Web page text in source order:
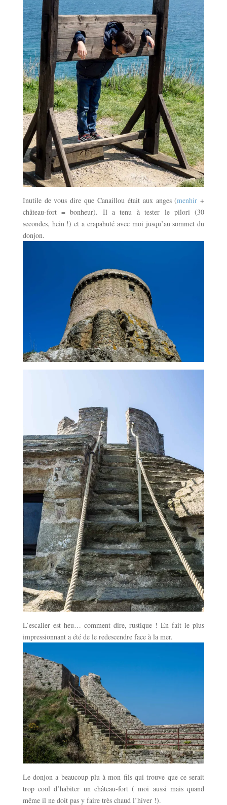
Inutile de vous dire que Canaillou était aux anges (menhir +
château-fort = bonheur). Il a tenu à tester le pilori (30
secondes, hein !) et a crapahuté avec moi jusqu’au sommet du
donjon.
L’escalier est heu… comment dire, rustique ! En fait le plus
impressionnant a été de le redescendre face à la mer.
Le donjon a beaucoup plu à mon fils qui trouve que ce serait
trop cool d’habiter un château-fort ( moi aussi mais quand
même il ne doit pas y faire très chaud l’hiver !).